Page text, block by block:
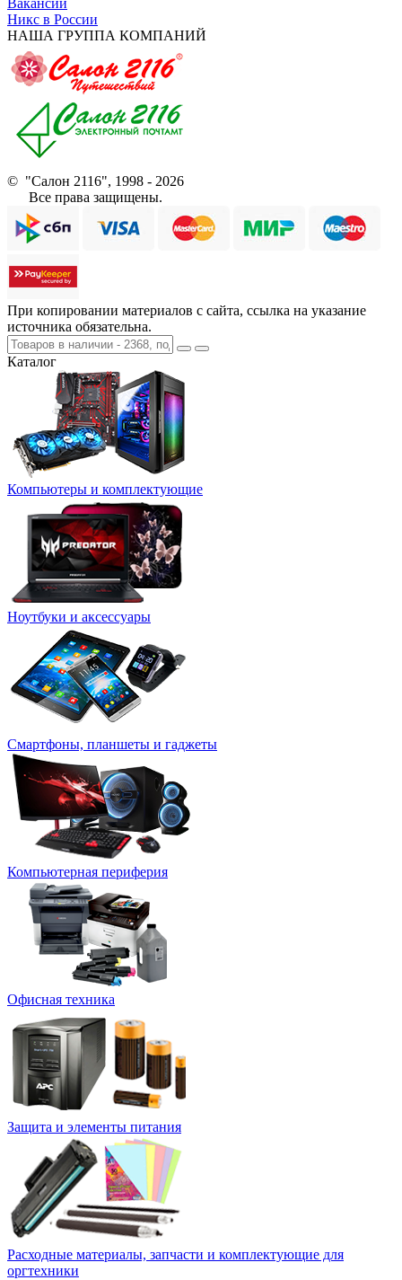
Вакансии
Никс в России
НАША ГРУППА КОМПАНИЙ
© "Салон 2116", 1998 - 2026
Все права защищены.
При копировании материалов с сайта, ссылка на указание
источника обязательна.
Каталог
Компьютеры и комплектующие
Ноутбуки и аксессуары
Смартфоны, планшеты и гаджеты
Компьютерная периферия
Офисная техника
Защита и элементы питания
Расходные материалы, запчасти и комплектующие для
оргтехники